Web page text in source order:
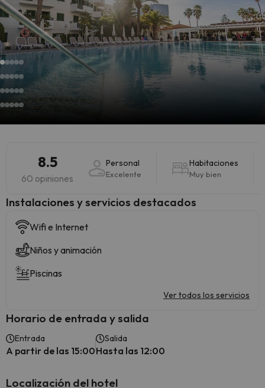
8.5
60 opiniones
Personal
Excelente
Habitaciones
Muy bien
Instalaciones y servicios destacados
Wifi e Internet
Niños y animación
Piscinas
Ver todos los servicios
Horario de entrada y salida
Entrada
A partir de las 15:00
Salida
Hasta las 12:00
Localización del hotel